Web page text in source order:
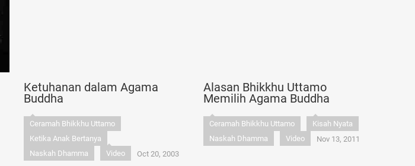
Ketuhanan dalam Agama
Buddha
Ceramah Bhikkhu Uttamo
Ketika Anak Bertanya
Naskah Dhamma
Video Oct 20, 2003
Alasan Bhikkhu Uttamo
Memilih Agama Buddha
Ceramah Bhikkhu Uttamo
Kisah Nyata
Naskah Dhamma
Video Nov 13, 2011